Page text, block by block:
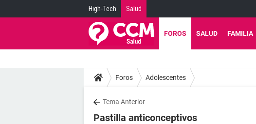
High-Tech Salud
FOROS SALUD FAMILIA
Foros Adolescentes
Tema Anterior
Pastilla anticonceptivos